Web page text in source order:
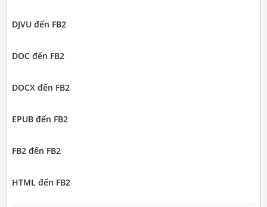
DJVU đến FB2
DOC đến FB2
DOCX đến FB2
EPUB đến FB2
FB2 đến FB2
HTML đến FB2